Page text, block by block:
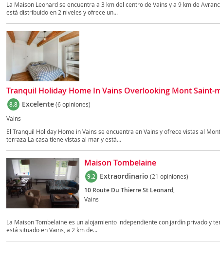
La Maison Leonard se encuentra a 3 km del centro de Vains y a 9 km de
está distribuido en 2 niveles y ofrece un...
Tranquil Holiday Home In Vains Overlooking Mont Saint-
8.8 Excelente(6 opiniones)
Vains
El Tranquil Holiday Home in Vains se encuentra en Vains y ofrece vistas al
terraza La casa tiene vistas al mar y está...
Maison Tombelaine
9.2 Extraordinario (21 opiniones)
10 Route Du Thierre St Leonard,
Vains
La Maison Tombelaine es un alojamiento independiente con jardín privado y
está situado en Vains, a 2 km de...